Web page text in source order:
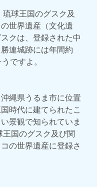
球王国のグスク及
世界遺産（文化遺
クは、登録された中
連城跡には年間約
ですよ。
縄県うるま市に位置
時代に建てられたこ
景観で知られていま
国のグスク及び関
の世界遺産に登録さ